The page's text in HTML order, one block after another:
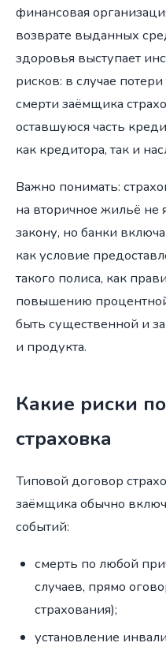
финансовая
возврате выданных
здоровья выступает
рисков: в случае
смерти заёмщика
оставшуюся часть
как кредитора, так и
Важно понимать:
на вторичное жильё не
закону, но банки
как условие
такого полиса, как
повышению
быть существенной и
и продукта.
Какие риски
страховка
Типовой договор
заёмщика обычно
событий:
смерть по любой
случаев, прямо
страхования);
установление